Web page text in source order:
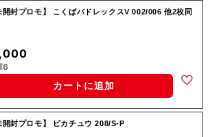
開封プロモ】 こくばバドレックスV 002/006 他2枚同
6
カートに追加
開封プロモ】 ピカチュウ 208/S-P